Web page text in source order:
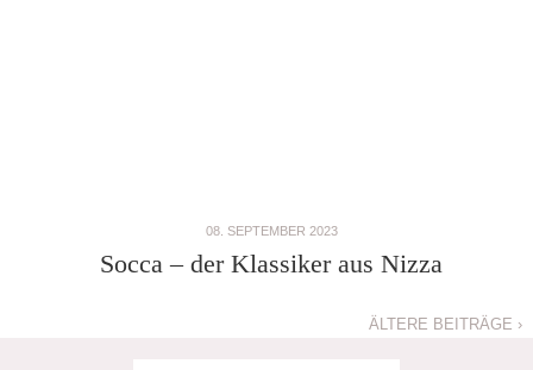
08. SEPTEMBER 2023
Socca – der Klassiker aus Nizza
ÄLTERE BEITRÄGE ›